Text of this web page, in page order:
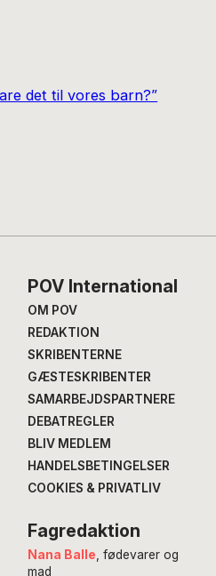
POV International
OM POV
REDAKTION
SKRIBENTERNE
GÆSTESKRIBENTER
SAMARBEJDSPARTNERE
DEBATREGLER
BLIV MEDLEM
HANDELSBETINGELSER
COOKIES & PRIVATLIV
Fagredaktion
Nana Balle , fødevarer og
mad